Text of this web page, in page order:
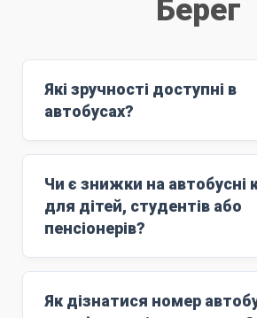
Берег
Які зручності доступні в
автобусах?
м'які комфортні сидіння;
Wi-Fi;
кондиціонер;
працюючий туалет;
Чи є знижки на автобусні
для дітей, студентів або
пенсіонерів?
Знижки поширюються на дітей
років. Для цього маршруту ціна
квитка становить
4500 грн
.
Як дізнатися номер